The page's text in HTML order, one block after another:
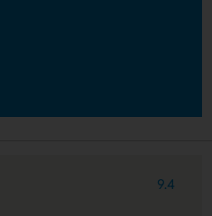
9.4